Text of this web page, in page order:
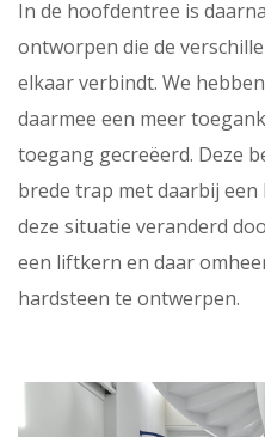
In de hoofdentree is
ontworpen die de
elkaar verbindt. We
daarmee een meer
toegang gecreëerd. Deze
brede trap met daarbij
deze situatie veranderd
een liftkern en daar
hardsteen te ontwerpen.